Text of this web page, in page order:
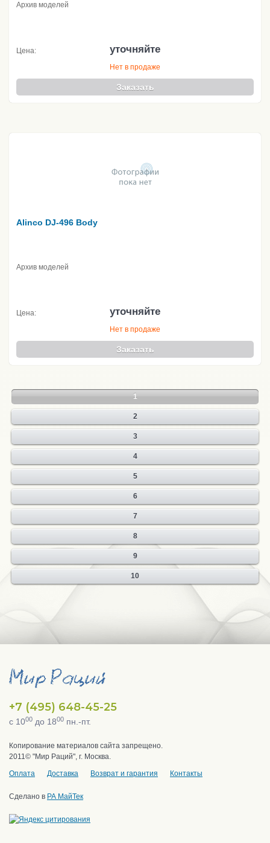
Архив моделей
Цена: уточняйте
Нет в продаже
Заказать
Alinco DJ-496 Body
Архив моделей
Цена: уточняйте
Нет в продаже
Заказать
1
2
3
4
5
6
7
8
9
10
+7 (495) 648-45-25
с 1000 до 1800 пн.-пт.
Копирование материалов сайта запрещено.
2011© "Мир Раций", г. Москва.
Оплата
Доставка Возврат и гарантия Контакты
Сделано в РА МайТек